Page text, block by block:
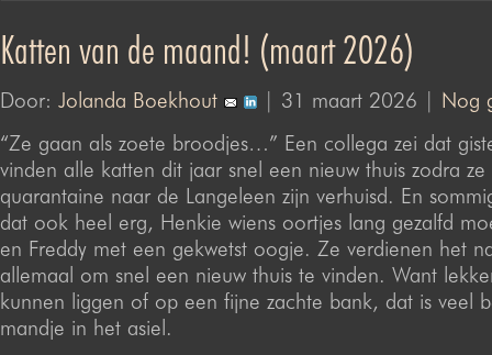
Katten van de maand! (maart 2026)
Door: Jolanda Boekhout | 31 maart 2026 | Nog
“Ze gaan als zoete broodjes…” Een collega zei dat
vinden alle katten dit jaar snel een nieuw thuis zodra ze
quarantaine naar de Langeleen zijn verhuisd. En
dat ook heel erg, Henkie wiens oortjes lang gezalfd
en Freddy met een gekwetst oogje. Ze verdienen het
allemaal om snel een nieuw thuis te vinden. Want
kunnen liggen of op een fijne zachte bank, dat is veel
mandje in het asiel.